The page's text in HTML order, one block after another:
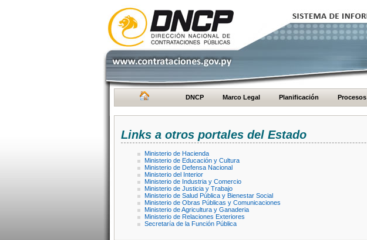
DNCP Marco Legal Planificación Procesos
Links a otros portales del Estado
Ministerio de Hacienda
Ministerio de Educación y Cultura
Ministerio de Defensa Nacional
Ministerio del Interior
Ministerio de Industria y Comercio
Ministerio de Justicia y Trabajo
Ministerio de Salud Pública y Bienestar Social
Ministerio de Obras Públicas y Comunicaciones
Ministerio de Agricultura y Ganaderia
Ministerio de Relaciones Exteriores
Secretaría de la Función Pública